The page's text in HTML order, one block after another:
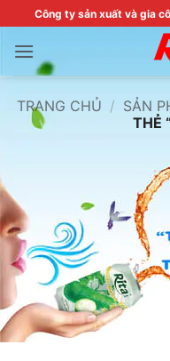
to
content
Công ty sản xuất và gia
TRANG CHỦ / SẢN
THẺ